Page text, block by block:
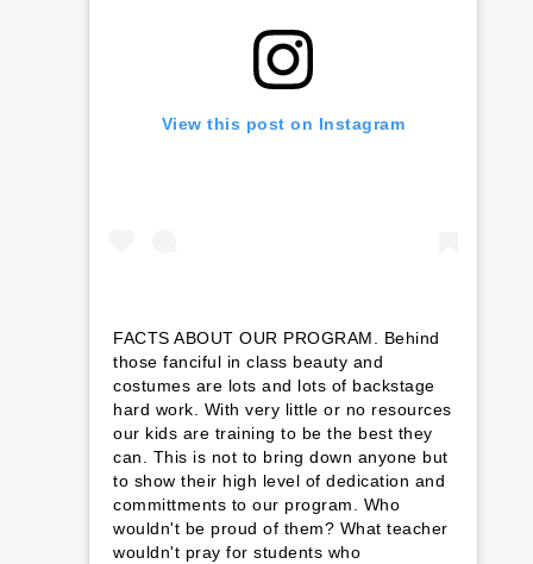
View this post on Instagram
FACTS ABOUT OUR PROGRAM. Behind
those fanciful in class beauty and
costumes are lots and lots of backstage
hard work. With very little or no resources
our kids are training to be the best they
can. This is not to bring down anyone but
to show their high level of dedication and
committments to our program. Who
wouldn't be proud of them? What teacher
wouldn't pray for students who